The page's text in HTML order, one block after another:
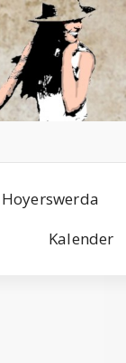
Kalender